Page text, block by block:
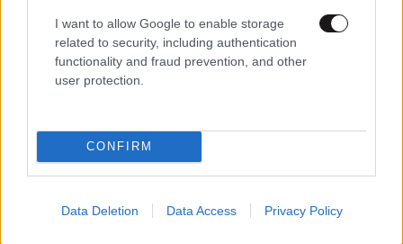
I want to allow Google to enable storage
related to security, including authentication
functionality and fraud prevention, and other
user protection.
CONFIRM
Data Deletion Data Access Privacy Policy